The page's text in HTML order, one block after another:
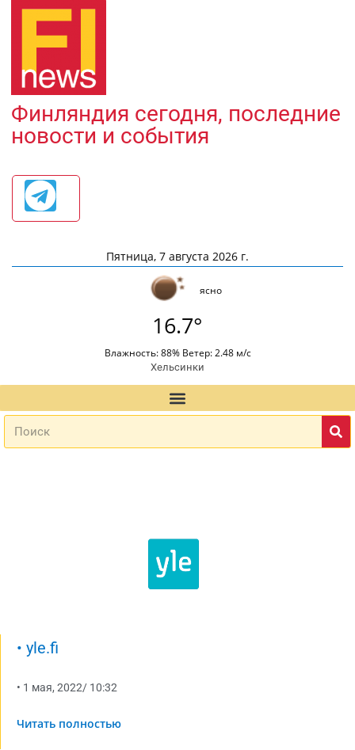
Финляндия сегодня, последние
новости и события
Пятница, 7 августа 2026 г.
ясно
16.7°
Влажность: 88% Ветер: 2.48 м/с
Хельсинки
• yle.fi
• 1 мая, 2022/ 10:32
Читать полностью